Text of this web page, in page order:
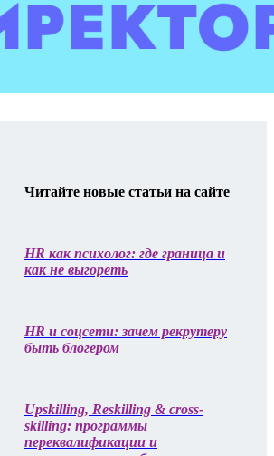
Читайте новые статьи на сайте
HR как психолог: где граница и
как не выгореть
HR и соцсети: зачем рекрутеру
быть блогером
Upskilling, Reskilling & cross-
skilling: программы
переквалификации и